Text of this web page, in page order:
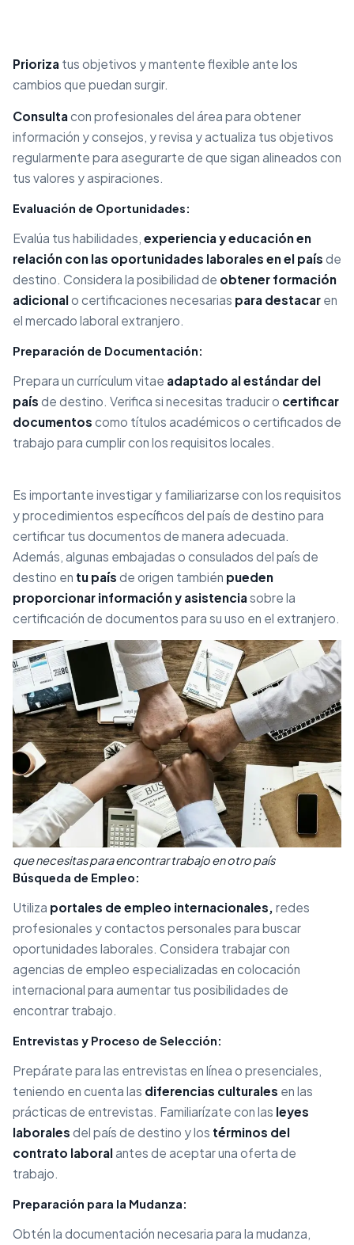
Prioriza tus objetivos y mantente flexible ante los
cambios que puedan surgir.
Consultacon profesionales del área para obtener
información y consejos, y revisa y actualiza tus objetivos
regularmente para asegurarte de que sigan alineados con
tus valores y aspiraciones.
Evaluación de Oportunidades:
Evalúa tus habilidades, experiencia y educación en
relación con las oportunidades laborales en el país de
destino. Considera la posibilidad de obtener formación
adicionalo certificaciones necesarias para destacar en
el mercado laboral extranjero.
Preparación de Documentación:
Prepara un currículum vitae adaptado al estándar del
país de destino. Verifica si necesitas traducir o certificar
documentos como títulos académicos o certificados de
trabajo para cumplir con los requisitos locales.
Es importante investigar y familiarizarse con los requisitos
y procedimientos específicos del país de destino para
certificar tus documentos de manera adecuada.
Además, algunas embajadas o consulados del país de
destino en tu país de origen también pueden
proporcionar información y asistenciasobre la
certificación de documentos para su uso en el extranjero.
que necesitas para encontrar trabajo en otro país
Búsqueda de Empleo:
Utiliza portales de empleo internacionales, redes
profesionales y contactos personales para buscar
oportunidades laborales. Considera trabajar con
agencias de empleo especializadas en colocación
internacional para aumentar tus posibilidades de
encontrar trabajo.
Entrevistas y Proceso de Selección:
Prepárate para las entrevistas en línea o presenciales,
teniendo en cuenta las diferencias culturales en las
prácticas de entrevistas. Familiarízate con las leyes
laborales del país de destino y los términos del
contrato laboralantes de aceptar una oferta de
trabajo.
Preparación para la Mudanza:
Obtén la documentación necesaria para la mudanza,